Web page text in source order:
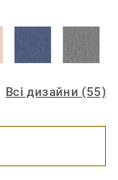
Всі дизайни (55)